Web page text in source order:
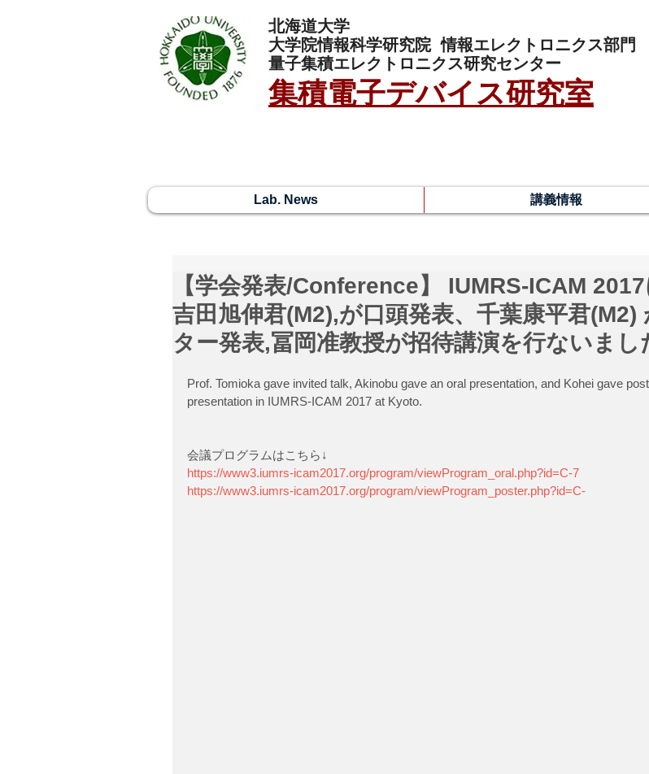
北海道大学
大学院情報科学研究院情報エレクトロニクス部門
量子集積エレクトロニクス研究センター
集積電子デバイス研究室
Lab. News 講義情報
【学会発表/Conference】 IUMRS-ICAM 2017
吉田旭伸君(M2),が口頭発表、千葉康平君(M2)
ター発表,冨岡准教授が招待講演を行ないまし
Prof. Tomioka gave invited talk, Akinobu gave an oral presentation, and Kohei gave
presentation in IUMRS-ICAM 2017 at Kyoto.
会議プログラムはこちら↓
https://www3.iumrs-icam2017.org/program/viewProgram_oral.php?id=C-7
https://www3.iumrs-icam2017.org/program/viewProgram_poster.php?id=C-